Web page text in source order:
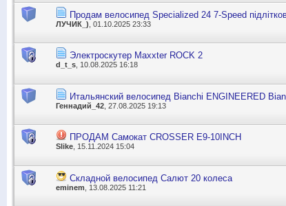
Продам велосипед Specialized 24 7-Speed
ЛУЧИК_) , 01.10.2025 23:33
Электроскутер Maxxter ROCK 2
d_t_s , 10.08.2025 16:18
Итальянский велосипед Bianchi ENGINEERED
Геннадий_42 , 27.08.2025 19:13
ПРОДАМ Самокат CROSSER E9-10INCH
Slike , 15.11.2024 15:04
Складной велосипед Салют 20 колеса
eminem , 13.08.2025 11:21